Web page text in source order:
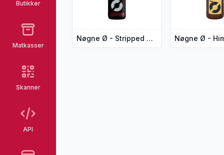
Butikker
Matkasser
Skanner
API
Nøgne Ø - Stripped Craft 330 ml